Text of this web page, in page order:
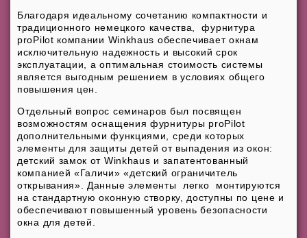
Благодаря идеальному сочетанию компактности и
традиционного немецкого качества, фурнитура
proPilot компании Winkhaus обеспечивает окнам
исключительную надежность и высокий срок
эксплуатации, а оптимальная стоимость системы
является выгодным решением в условиях общего
повышения цен.
Отдельный вопрос семинаров был посвящен
возможностям оснащения фурнитуры proPilot
дополнительными функциями, среди которых
элементы для защиты детей от выпадения из окон:
детский замок от Winkhaus и запатентованный
компанией «Галичи» «детский ограничитель
открывания». Данные элементы легко монтируются
на стандартную оконную створку, доступны по цене и
обеспечивают повышенный уровень безопасности
окна для детей.